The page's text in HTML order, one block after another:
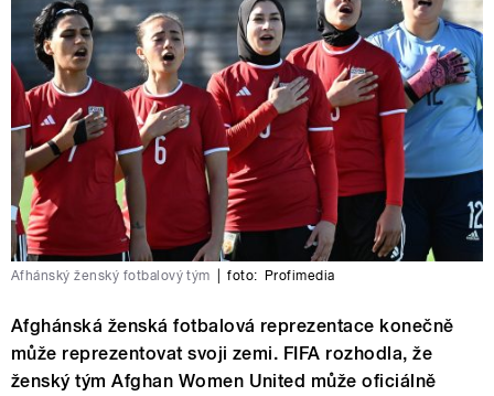
Afhánský ženský fotbalový tým foto: Profimedia
Afghánská ženská fotbalová reprezentace konečně
může reprezentovat svoji zemi. FIFA rozhodla, že
ženský tým Afghan Women United může oficiálně